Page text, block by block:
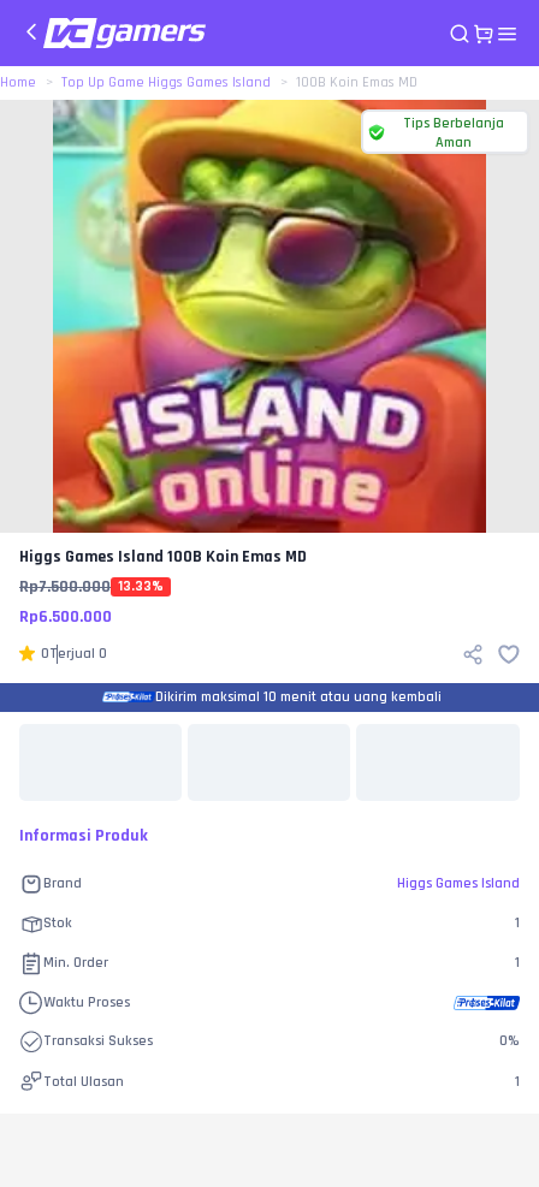
Home Top Up Game Higgs Games Island 100B Koin Emas MD
Tips Berbelanja
Aman
Higgs Games Island 100B Koin Emas MD
Rp7.500.000 13.33%
Rp6.500.000
0Terjual 0
Dikirim maksimal 10 menit atau uang kembali
Informasi Produk
Brand Higgs Games Island
Stok 1
Min. Order 1
Waktu Proses
Transaksi Sukses 0%
Total Ulasan 1